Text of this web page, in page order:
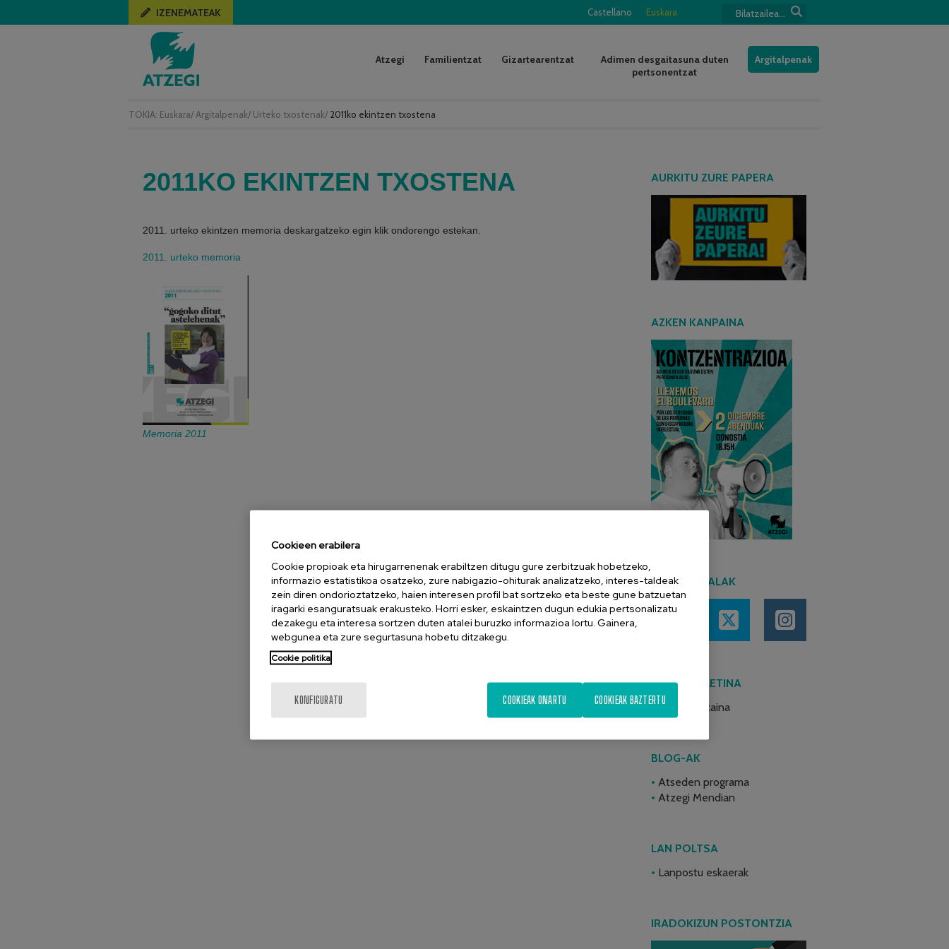
TOKIA: Euskara/ Argitalpenak/ Urteko txostenak/ 2011ko ekintzen txostena
Castellano Euskara
IZENEMATEAK
Atzegi Familientzat Gizartearentzat
Adimen desgaitasuna duten
pertsonentzat
Argitalpenak
2011KO EKINTZEN TXOSTENA
2011. urteko ekintzen memoria deskargatzeko egin klik ondorengo estekan.
2011. urteko memoria
Memoria 2011
AURKITU ZURE PAPERA
AZKEN KANPAINA
SARE SOZIALAK
AZKEN BULETINA
2026ko ekaina
BLOG-AK
Atseden programa
Atzegi Mendian
LAN POLTSA
Lanpostu eskaerak
IRADOKIZUN POSTONTZIA
Cookieen erabilera
Cookie propioak eta hirugarrenenak erabiltzen ditugu gure zerbitzuak hobetzeko,
informazio estatistikoa osatzeko, zure nabigazio-ohiturak analizatzeko, interes-taldeak
zein diren ondorioztatzeko, haien interesen profil bat sortzeko eta beste gune batzuetan
iragarki esanguratsuak erakusteko. Horri esker, eskaintzen dugun edukia pertsonalizatu
dezakegu eta interesa sortzen duten atalei buruzko informazioa lortu. Gainera,
webgunea eta zure segurtasuna hobetu ditzakegu.
Cookie politika
KONFIGURATU COOKIEAK BAZTERTU
COOKIEAK ONARTU